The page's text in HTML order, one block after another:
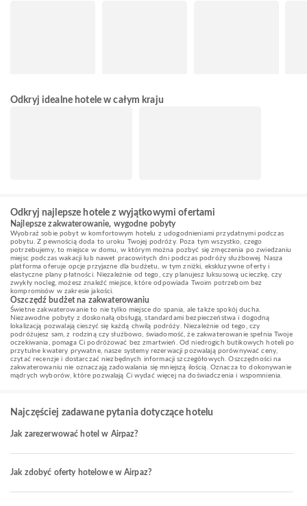
Odkryj idealne hotele w całym kraju
Odkryj najlepsze hotele z wyjątkowymi ofertami
Najlepsze zakwaterowanie, wygodne pobyty
Wyobraź sobie pobyt w komfortowym hotelu z udogodnieniami przydatnymi podczas
pobytu. Z pewnością doda to uroku Twojej podróży. Poza tym wszystko, czego
potrzebujemy, to miejsce w domu, w którym można pozbyć się zmęczenia po zwiedzaniu
miejsc podczas wakacji lub nawet pracowitych dni podczas podróży służbowej. Nasza
platforma oferuje opcje przyjazne dla budżetu, w tym zniżki, ekskluzywne oferty i
elastyczne plany płatności. Niezależnie od tego, czy planujesz luksusową ucieczkę, czy
zwykły nocleg, możesz znaleźć miejsce, które odpowiada Twoim potrzebom bez
kompromisów w zakresie jakości.
Oszczędź budżet na zakwaterowaniu
Świetne zakwaterowanie to nie tylko miejsce do spania, ale także spokój ducha.
Niezawodne pobyty z doskonałą obsługą, standardami bezpieczeństwa i dogodną
lokalizacją pozwalają cieszyć się każdą chwilą podróży. Niezależnie od tego, czy
podróżujesz sam, z rodziną czy służbowo, świadomość, że zakwaterowanie spełnia Twoje
oczekiwania, pomaga Ci podróżować bez zmartwień. Od niedrogich butikowych hoteli po
przytulne kwatery prywatne, nasze systemy rezerwacji pozwalają porównywać ceny,
czytać recenzje i dostarczać niezbędnych informacji szczegółowych. Oszczędności na
zakwaterowaniu nie oznaczają zadowalania się mniejszą ilością. Oznacza to dokonywanie
mądrych wyborów, które pozwalają Ci wydać więcej na doświadczenia i wspomnienia.
Najczęściej zadawane pytania dotyczące hotelu
Jak zarezerwować hotel w Airpaz?
Jak zdobyć oferty hotelowe w Airpaz?